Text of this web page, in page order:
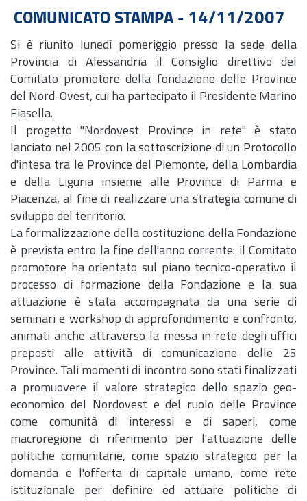
COMUNICATO STAMPA - 14/11/2007
Si è riunito lunedì pomeriggio presso la sede della
Provincia di Alessandria il Consiglio direttivo del
Comitato promotore della fondazione delle Province
del Nord-Ovest, cui ha partecipato il Presidente Marino
Fiasella.
Il progetto "Nordovest Province in rete" è stato
lanciato nel 2005 con la sottoscrizione di un Protocollo
d'intesa tra le Province del Piemonte, della Lombardia
e della Liguria insieme alle Province di Parma e
Piacenza, al fine di realizzare una strategia comune di
sviluppo del territorio.
La formalizzazione della costituzione della Fondazione
è prevista entro la fine dell'anno corrente: il Comitato
promotore ha orientato sul piano tecnico-operativo il
processo di formazione della Fondazione e la sua
attuazione è stata accompagnata da una serie di
seminari e workshop di approfondimento e confronto,
animati anche attraverso la messa in rete degli uffici
preposti alle attività di comunicazione delle 25
Province. Tali momenti di incontro sono stati finalizzati
a promuovere il valore strategico dello spazio geo-
economico del Nordovest e del ruolo delle Province
come comunità di interessi e di saperi, come
macroregione di riferimento per l'attuazione delle
politiche comunitarie, come spazio strategico per la
domanda e l'offerta di capitale umano, come rete
istituzionale per definire ed attuare politiche di